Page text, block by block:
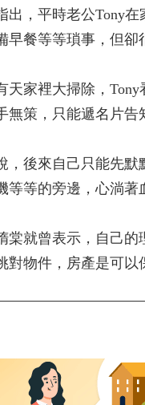
出，平時老公Tony
早餐等等瑣事，但卻
天家裡大掃除，
無策，只能遞名片告
，後來自己只能先
等等的旁邊，心淌著
棠就曾表示，自己的
對物件，房產是可以